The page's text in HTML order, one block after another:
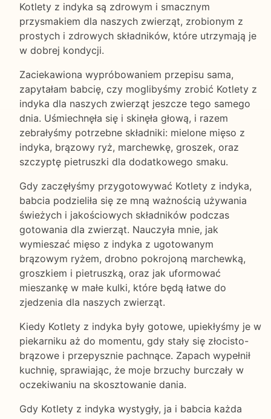
Kotlety z indyka są zdrowym i smacznym
przysmakiem dla naszych zwierząt, zrobionym z
prostych i zdrowych składników, które utrzymają je
w dobrej kondycji.
Zaciekawiona wypróbowaniem przepisu sama,
zapytałam babcię, czy moglibyśmy zrobić Kotlety z
indyka dla naszych zwierząt jeszcze tego samego
dnia. Uśmiechnęła się i skinęła głową, i razem
zebrałyśmy potrzebne składniki: mielone mięso z
indyka, brązowy ryż, marchewkę, groszek, oraz
szczyptę pietruszki dla dodatkowego smaku.
Gdy zaczęłyśmy przygotowywać Kotlety z indyka,
babcia podzieliła się ze mną ważnością używania
świeżych i jakościowych składników podczas
gotowania dla zwierząt. Nauczyła mnie, jak
wymieszać mięso z indyka z ugotowanym
brązowym ryżem, drobno pokrojoną marchewką,
groszkiem i pietruszką, oraz jak uformować
mieszankę w małe kulki, które będą łatwe do
zjedzenia dla naszych zwierząt.
Kiedy Kotlety z indyka były gotowe, upiekłyśmy je w
piekarniku aż do momentu, gdy stały się złocisto-
brązowe i przepysznie pachnące. Zapach wypełnił
kuchnię, sprawiając, że moje brzuchy burczały w
oczekiwaniu na skosztowanie dania.
Gdy Kotlety z indyka wystygły, ja i babcia każda